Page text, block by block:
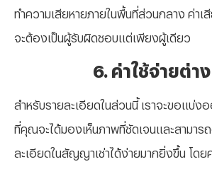
ทำความเสียหายภายในพื้นที่ส่วนกลาง ค่าเสี
จะต้องเป็นผู้รับผิดชอบแต่เพียงผู้เดียว
6. ค่าใช้จ่ายต่า
สำหรับรายละเอียดในส่วนนี้ เราจะขอแบ่ง
ที่คุณจะได้มองเห็นภาพที่ชัดเจนและสามาร
ละเอียดในสัญญาเช่าได้ง่ายมากยิ่งขึ้น โดย